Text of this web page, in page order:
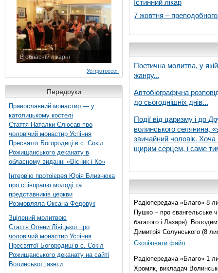
В обласній лікарні
Усі фотосесії
Передруки
Православний монастир — у
католицькому костелі
Стаття Наталки Слюсар про
чоловічий монастир Успіння
Пресвятої Богородиці в с. Сокіл
Рожищанського деканату в
обласному виданні «Вісник і Ко»
Інтерв’ю протоієрея Юрія Близнюка
про співпрацю молоді та
представників церкви
Розмовляла Оксана Федорук
Зцілений молитвою
Стаття Олени Лівіцької про
чоловічий монастир Успіння
Пресвятої Богородиці в с. Сокіл
Рожищанського деканату на сайті
Волинської газети
Істинний лікар
7 жовтня –
Поетична молитва, у
жанру...
Автобіографічна
до сьогоднішніх днів...
Події від царизму і до
волинського селянина,
звичайний чоловік. Хоча
щирим серцем, і саме
Радіопередача «Благо» 8
Пушко – про євангельське
багатого і Лазаря).
Димитрія Солунського (8
Скопіювати файл
Радіопередача «Благо» 1
Хромяк, викладач